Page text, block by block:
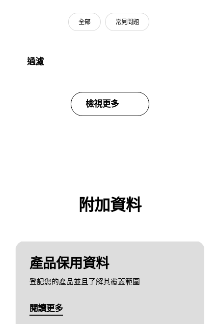
全部 常見問題
過濾
檢視更多
附加資料
產品保用資料
登記您的產品並且了解其覆蓋範圍
閱讀更多